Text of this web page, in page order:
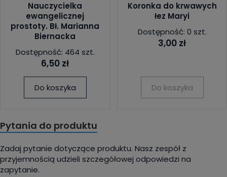
Nauczycielka
ewangelicznej
prostoty. Bł. Marianna
Biernacka
Dostępność: 464 szt.
6,50 zł
Do koszyka
Koronka do krwawych
łez Maryi
Dostępność: 0 szt.
3,00 zł
Do koszyka
Pytania do produktu
Zadaj pytanie dotyczące produktu. Nasz zespół z
przyjemnością udzieli szczegółowej odpowiedzi na
zapytanie.